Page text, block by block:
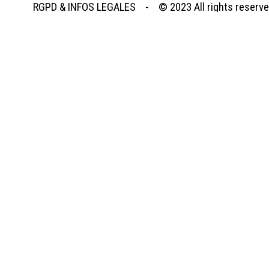
RGPD & INFOS LEGALES - © 2023 All rights